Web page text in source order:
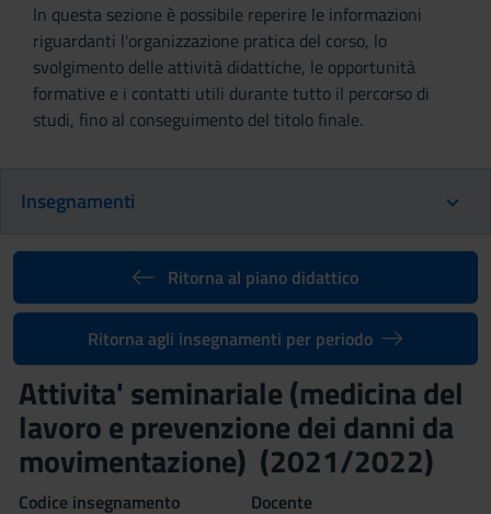
In questa sezione è possibile reperire le informazioni
riguardanti l'organizzazione pratica del corso, lo
svolgimento delle attività didattiche, le opportunità
formative e i contatti utili durante tutto il percorso di
studi, fino al conseguimento del titolo finale.
Insegnamenti
Ritorna al piano didattico
Ritorna agli insegnamenti per periodo
Attivita' seminariale (medicina del
lavoro e prevenzione dei danni da
movimentazione) (2021/2022)
Codice insegnamento
Docente